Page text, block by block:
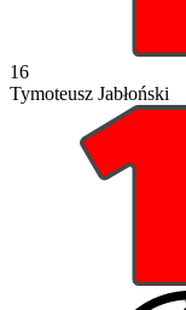
16
Tymoteusz Jabłoński